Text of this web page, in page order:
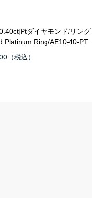
ダイヤモンド/リング
Platinum Ring/AE10-40-PT